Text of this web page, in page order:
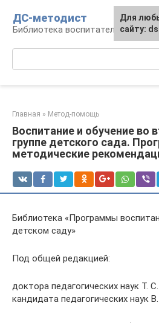
контенту
ДС-методист
Библиотека воспитателя
Главная » Метод-помощь
Воспитание и обучение во
группе детского сада.
методические
Библиотека «Программы
детском саду»
Под общей редакцией:
доктора педагогических наук Т.
кандидата педагогических наук
Для
сайту: